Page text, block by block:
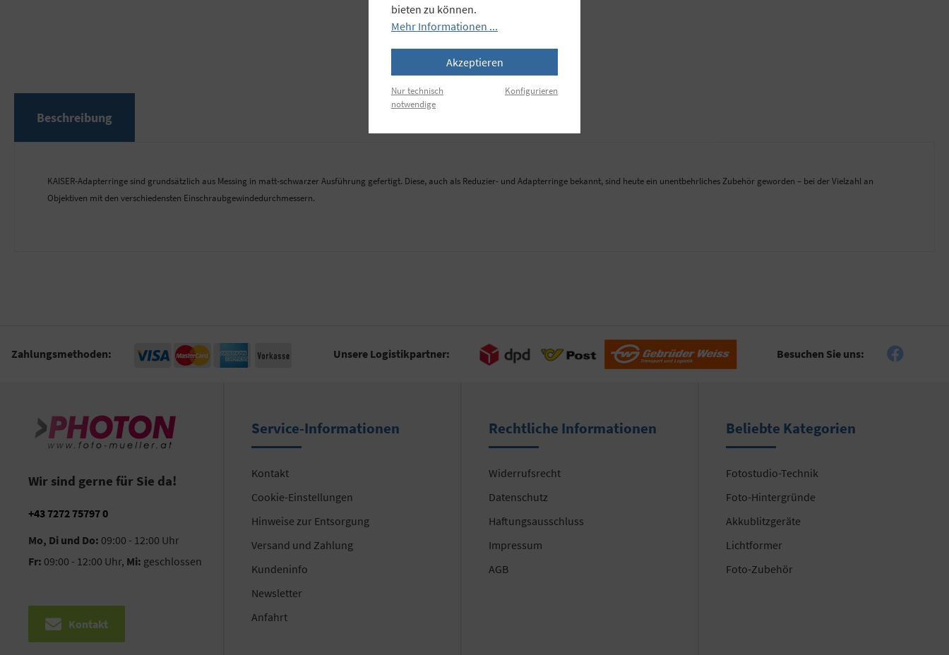
Beschreibung
KAISER-Adapterringe sind grundsätzlich aus Messing in matt-schwarzer Ausführung gefertigt. Diese, auch als Reduzier- und Adapterringe bekannt, sind heute ein unentbehrliches Zubehör geworden – bei der Vielzahl an
Objektiven mit den verschiedensten Einschraubgewindedurchmessern.
Zahlungsmethoden: Unsere Logistikpartner: Besuchen Sie uns:
Wir sind gerne für Sie da!
+43 7272 75797 0
Mo, Di und Do: 09:00 - 12:00 Uhr
Fr: 09:00 - 12:00 Uhr, Mi: geschlossen
Kontakt
Service-Informationen
Kontakt
Cookie-Einstellungen
Hinweise zur Entsorgung
Versand und Zahlung
Kundeninfo
Newsletter
Anfahrt
Rechtliche Informationen
Widerrufsrecht
Datenschutz
Haftungsausschluss
Impressum
AGB
Beliebte Kategorien
Fotostudio-Technik
Foto-Hintergründe
Akkublitzgeräte
Lichtformer
Foto-Zubehör
bieten zu können.
Mehr Informationen ...
Akzeptieren
Nur technisch
notwendige
Konfigurieren